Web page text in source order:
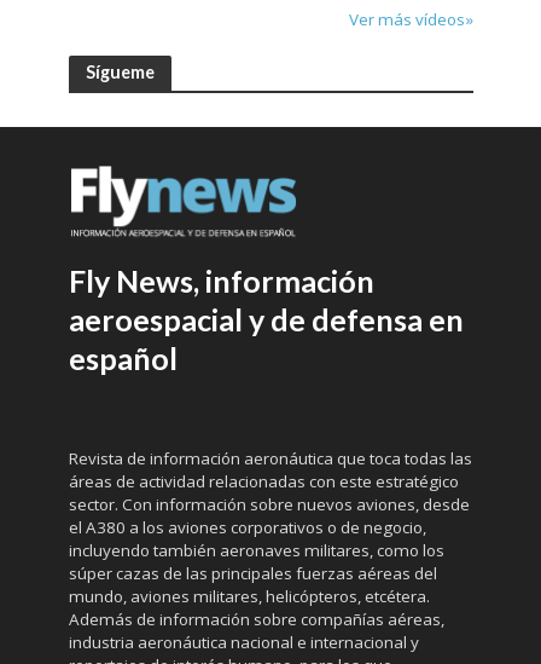
Ver más vídeos»
Sígueme
Fly News, información
aeroespacial y de defensa en
español
Revista de información aeronáutica que toca todas las
áreas de actividad relacionadas con este estratégico
sector. Con información sobre nuevos aviones, desde
el A380 a los aviones corporativos o de negocio,
incluyendo también aeronaves militares, como los
súper cazas de las principales fuerzas aéreas del
mundo, aviones militares, helicópteros, etcétera.
Además de información sobre compañías aéreas,
industria aeronáutica nacional e internacional y